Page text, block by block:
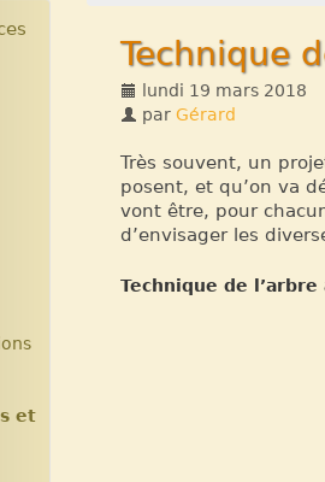
Technique
lundi 19 mars 2018
par Gérard
Très souvent, un
posent, et qu’on va
vont être, pour
d’envisager les
Technique de
et